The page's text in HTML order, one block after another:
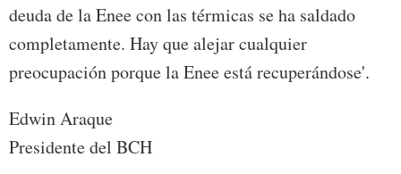
deuda de la Enee con las térmicas se ha saldado
completamente. Hay que alejar cualquier
preocupación porque la Enee está recuperándose'.
Edwin Araque
Presidente del BCH